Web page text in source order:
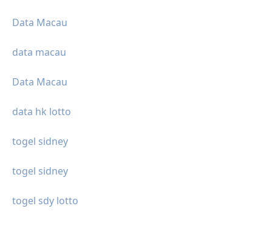
Data Macau
data macau
Data Macau
data hk lotto
togel sidney
togel sidney
togel sdy lotto